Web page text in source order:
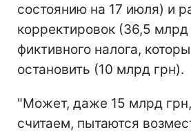
состоянию на 17 июля) и
корректировок (36,5
фиктивного налога,
остановить (10 млрд грн).
"Может, даже 15 млрд
считаем, пытаются